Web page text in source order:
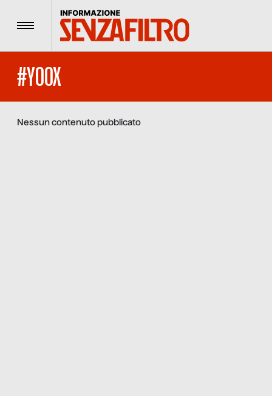
Menu
#YOOX
Nessun contenuto pubblicato